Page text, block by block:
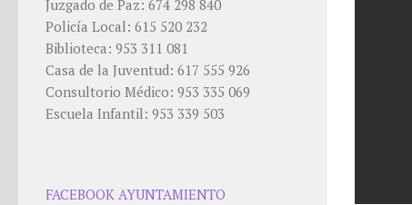
Juzgado de Paz: 674 298 840
Policía Local: 615 520 232
Biblioteca: 953 311 081
Casa de la Juventud: 617 555 926
Consultorio Médico: 953 335 069
Escuela Infantil: 953 339 503
FACEBOOK AYUNTAMIENTO